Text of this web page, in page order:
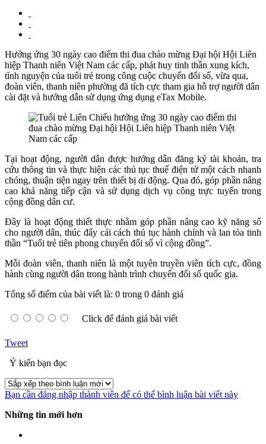
Hưởng ứng 30 ngày cao điểm thi đua chào mừng Đại hội Hội Liên
hiệp Thanh niên Việt Nam các cấp, phát huy tinh thần xung kích,
tình nguyện của tuổi trẻ trong công cuộc chuyển đổi số, vừa qua,
đoàn viên, thanh niên phường đã tích cực tham gia hỗ trợ người dân
cài đặt và hướng dẫn sử dụng ứng dụng eTax Mobile.
Tại hoạt động, người dân được hướng dẫn đăng ký tài khoản, tra
cứu thông tin và thực hiện các thủ tục thuế điện tử một cách nhanh
chóng, thuận tiện ngay trên thiết bị di động. Qua đó, góp phần nâng
cao khả năng tiếp cận và sử dụng dịch vụ công trực tuyến trong
cộng đồng dân cư.
Đây là hoạt động thiết thực nhằm góp phần nâng cao kỹ năng số
cho người dân, thúc đẩy cải cách thủ tục hành chính và lan tỏa tinh
thần “Tuổi trẻ tiên phong chuyển đổi số vì cộng đồng”.
Mỗi đoàn viên, thanh niên là một tuyên truyền viên tích cực, đồng
hành cùng người dân trong hành trình chuyển đổi số quốc gia.
Tổng số điểm của bài viết là: 0 trong 0 đánh giá
Click để đánh giá bài viết
Tweet
Ý kiến bạn đọc
Bạn cần đăng nhập thành viên để có thể bình luận bài viết này
Những tin mới hơn